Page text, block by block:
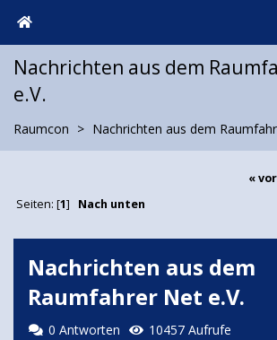
Nachrichten aus dem
e.V.
Raumcon Nachrichten aus dem
«
Seiten: [1] Nach unten
Nachrichten aus dem
Raumfahrer Net e.V.
0 Antworten 10457 Aufrufe